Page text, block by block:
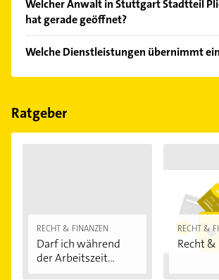
Welcher Anwalt in Stuttgart Stadtteil
hat gerade geöffnet?
Bitte beachten Sie, dass diese an Sonn-
Feiertagen abweichen können.
Welche Dienstleistungen übernimmt
Folgende Leistungen werden
Rechtsbeistand, Rechtsberatung und -
Rechtsdienstleistung.
Ratgeber
RECHT & FINANZEN
Darf ich während
der Arbeitszeit...
RECHT &
Recht &